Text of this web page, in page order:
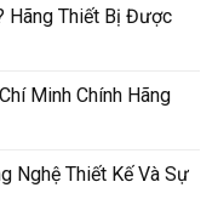
Hãng Thiết Bị Được
Minh Chính Hãng
Nghệ Thiết Kế Và Sự